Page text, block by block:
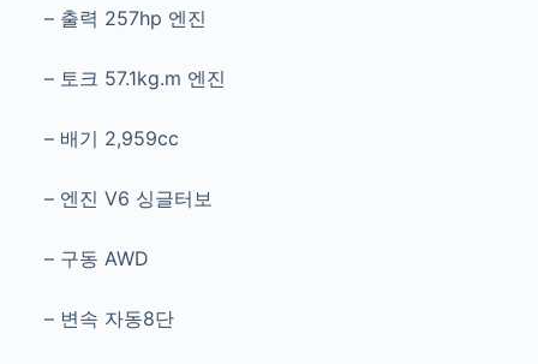
– 출력 257hp 엔진
– 토크 57.1kg.m 엔진
– 배기 2,959cc
– 엔진 V6 싱글터보
– 구동 AWD
– 변속 자동8단